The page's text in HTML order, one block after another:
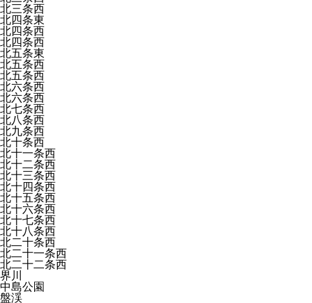
北三条西
北四条東
北四条西
北四条西
北五条東
北五条西
北五条西
北六条西
北六条西
北七条西
北八条西
北九条西
北十条西
北十一条西
北十二条西
北十三条西
北十四条西
北十五条西
北十六条西
北十七条西
北十八条西
北二十条西
北二十一条西
北二十二条西
界川
中島公園
盤渓